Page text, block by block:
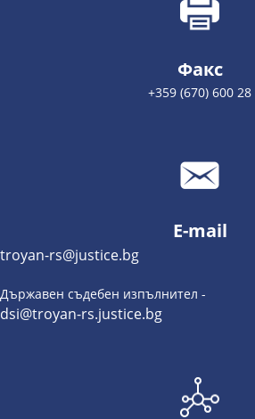
Факс
+359 (670) 600 28
E-mail
troyan-rs@justice.bg
Държавен съдебен изпълнител -
dsi@troyan-rs.justice.bg